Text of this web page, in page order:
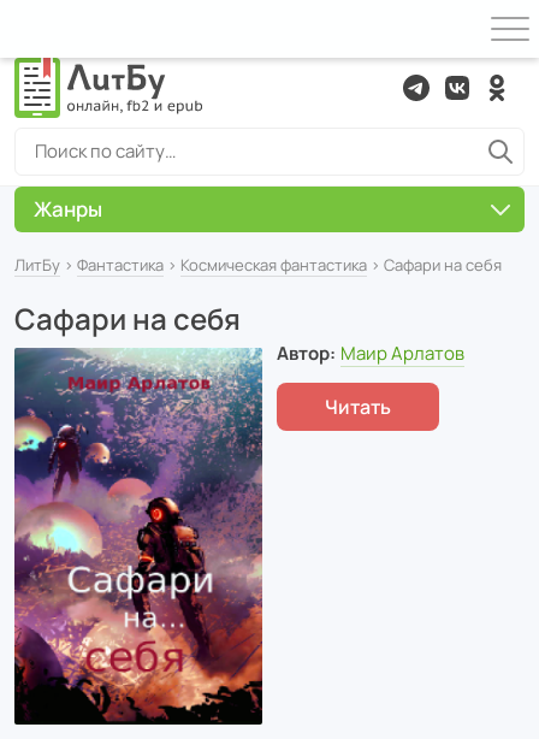
ЛитБу › Фантастика › Космическая фантастика › Сафари на себя
Сафари на себя
Автор: Маир Арлатов
Читать
Жанры